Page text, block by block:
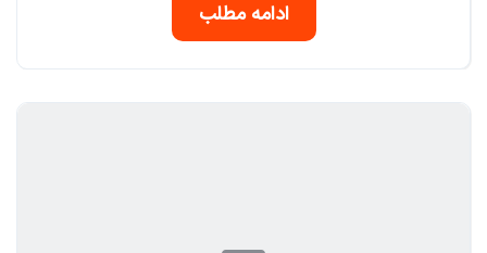
ادامه مطلب